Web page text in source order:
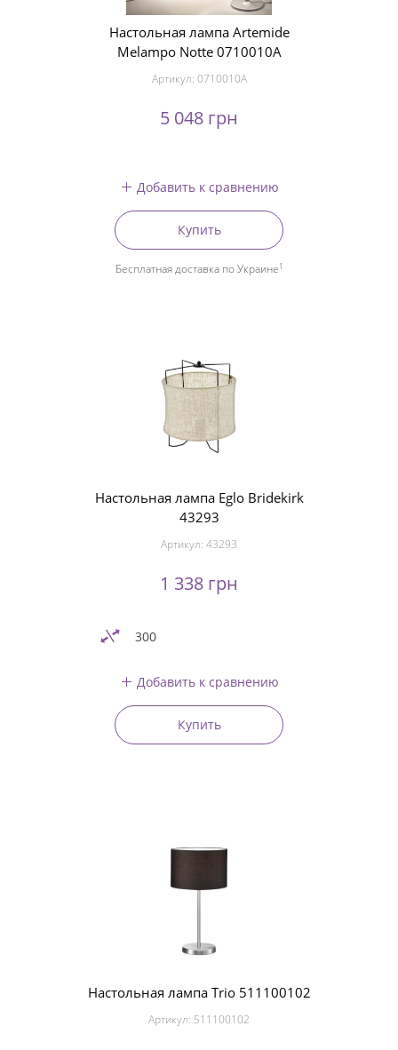
Настольная лампа Artemide
Melampo Notte 0710010A
Артикул: 0710010A
5 048 грн
Добавить к сравнению
Купить
Бесплатная доставка по Украине1
Настольная лампа Eglo Bridekirk
43293
Артикул: 43293
1 338 грн
300
Добавить к сравнению
Купить
Настольная лампа Trio 511100102
Артикул: 511100102